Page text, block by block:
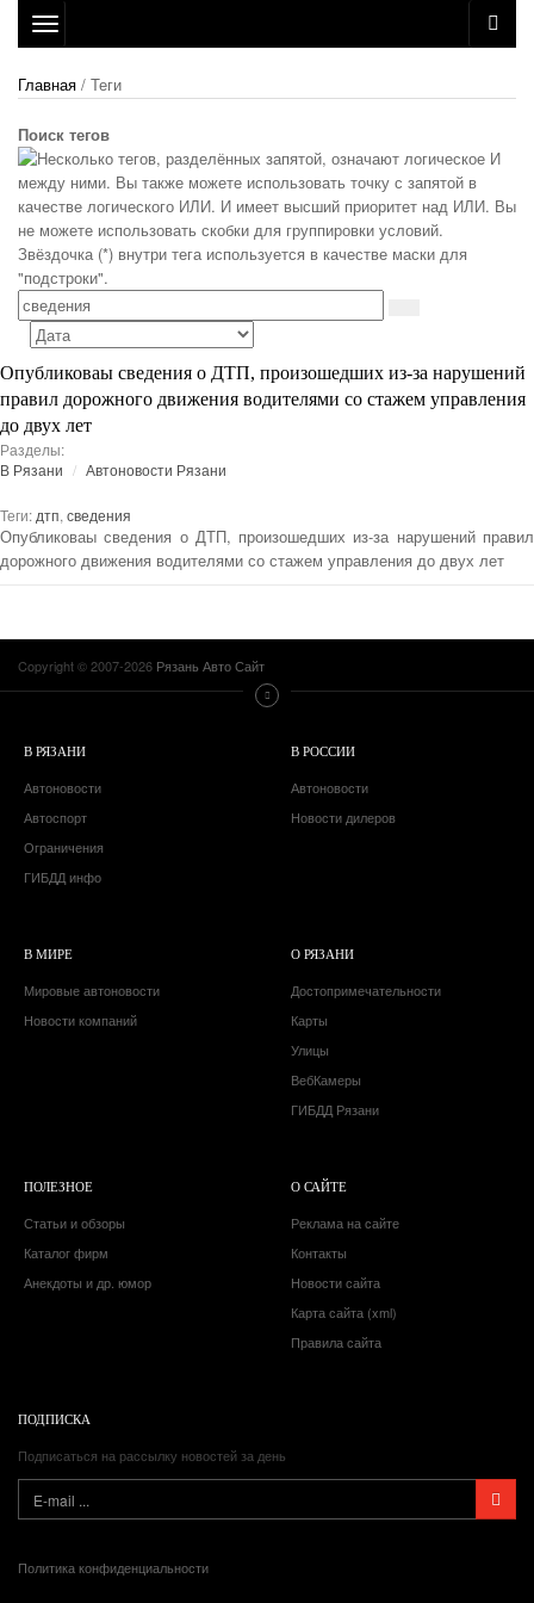
Toggle
navigation
Главная / Теги
Поиск тегов
Опубликоваы сведения о ДТП, произошедших из-за нарушений
правил дорожного движения водителями со стажем управления
до двух лет
Разделы:
В Рязани
Автоновости Рязани
Теги: дтп, сведения
Опубликоваы сведения о ДТП, произошедших из-за нарушений правил
дорожного движения водителями со стажем управления до двух лет
Copyright © 2007-2026 Рязань Авто Сайт
В РЯЗАНИ
Автоновости
Автоспорт
Ограничения
ГИБДД инфо
В РОССИИ
Автоновости
Новости дилеров
В МИРЕ
Мировые автоновости
Новости компаний
О РЯЗАНИ
Достопримечательности
Карты
Улицы
ВебКамеры
ГИБДД Рязани
ПОЛЕЗНОЕ
Статьи и обзоры
Каталог фирм
Анекдоты и др. юмор
О САЙТЕ
Реклама на сайте
Контакты
Новости сайта
Карта сайта (xml)
Правила сайта
ПОДПИСКА
Подписаться на рассылку новостей за день
Политика конфиденциальности